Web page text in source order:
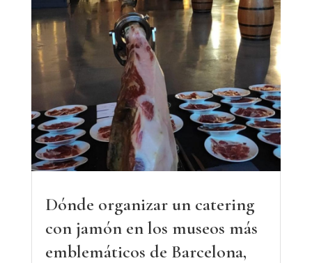
Dónde organizar un catering
con jamón en los museos más
emblemáticos de Barcelona,